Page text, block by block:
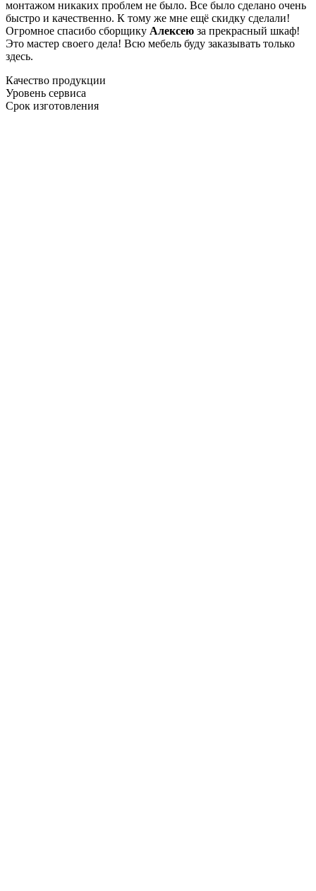
монтажом никаких проблем не было. Все было сделано очень
быстро и качественно. К тому же мне ещё скидку сделали!
Огромное спасибо сборщику Алексею за прекрасный шкаф!
Это мастер своего дела! Всю мебель буду заказывать только
здесь.
Качество продукции
Уровень сервиса
Срок изготовления